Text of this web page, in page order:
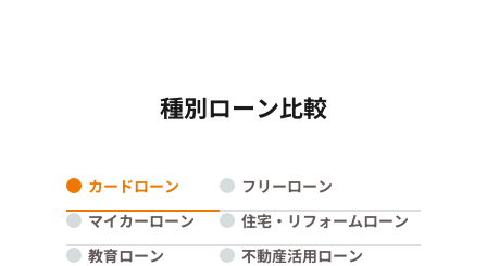
種別ローン比較
カードローン
フリーローン
マイカーローン
住宅・リフォームローン
教育ローン
不動産活用ローン